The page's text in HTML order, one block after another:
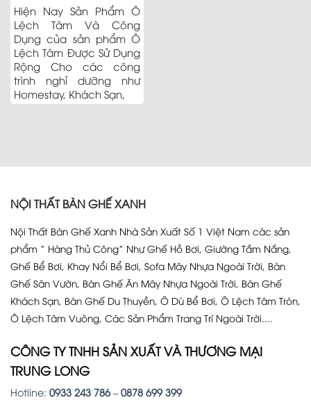
Hiện Nay Sản Phẩm Ô
Lệch Tâm Và Công
Dụng của sản phẩm Ô
Lệch Tâm Được Sử Dụng
Rộng Cho các công
trình nghỉ dưỡng như
Homestay, Khách Sạn,
NỘI THẤT BÀN GHẾ XANH
Nội Thất Bàn Ghế Xanh Nhà Sản Xuất Số 1 Việt Nam các sản
phẩm ” Hàng Thủ Công” Như Ghế Hồ Bơi, Giường Tắm Nắng,
Ghế Bể Bơi, Khay Nổi Bể Bơi, Sofa Mây Nhựa Ngoài Trời, Bàn
Ghế Sân Vườn, Bàn Ghế Ăn Mây Nhựa Ngoài Trời, Bàn Ghế
Khách Sạn, Bàn Ghế Du Thuyền, Ô Dù Bể Bơi, Ô Lệch Tâm Tròn,
Ô Lệch Tâm Vuông, Các Sản Phẩm Trang Trí Ngoài Trời....
CÔNG TY TNHH SẢN XUẤT VÀ THƯƠNG MẠI
TRUNG LONG
Hotline: 0933 243 786– 0878 699 399